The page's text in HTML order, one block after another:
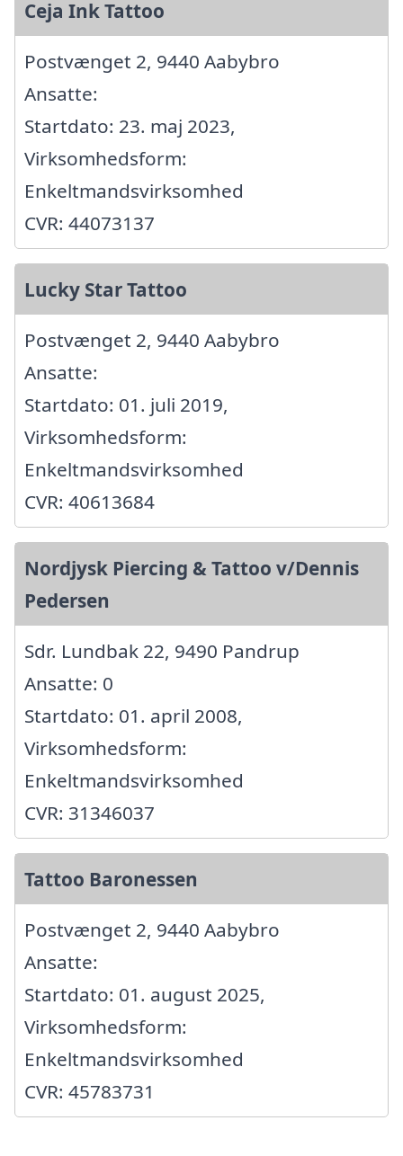
Ceja Ink Tattoo
Postvænget 2, 9440 Aabybro
Ansatte:
Startdato: 23. maj 2023,
Virksomhedsform:
Enkeltmandsvirksomhed
CVR: 44073137
Lucky Star Tattoo
Postvænget 2, 9440 Aabybro
Ansatte:
Startdato: 01. juli 2019,
Virksomhedsform:
Enkeltmandsvirksomhed
CVR: 40613684
Nordjysk Piercing & Tattoo v/Dennis
Pedersen
Sdr. Lundbak 22, 9490 Pandrup
Ansatte: 0
Startdato: 01. april 2008,
Virksomhedsform:
Enkeltmandsvirksomhed
CVR: 31346037
Tattoo Baronessen
Postvænget 2, 9440 Aabybro
Ansatte:
Startdato: 01. august 2025,
Virksomhedsform:
Enkeltmandsvirksomhed
CVR: 45783731